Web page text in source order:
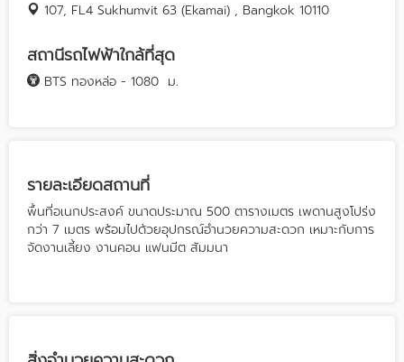
107, FL4 Sukhumvit 63 (Ekamai) , Bangkok 10110
สถานีรถไฟฟ้าใกล้ที่สุด
BTS ทองหล่อ - 1080 ม.
รายละเอียดสถานที่
พื้นที่อเนกประสงค์ ขนาดประมาณ 500 ตารางเมตร เพดานสูงโปร่ง
กว่า 7 เมตร พร้อมไปด้วยอุปกรณ์อำนวยความสะดวก เหมาะกับการ
จัดงานเลี้ยง งานคอน แฟนมีต สัมมนา